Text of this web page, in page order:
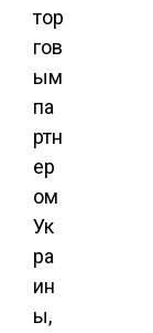
тор
гов
ым
па
ртн
ер
ом
Ук
ра
ин
ы,